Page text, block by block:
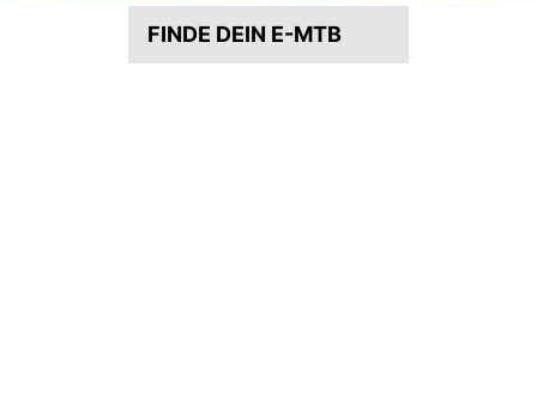
FINDE DEIN E-MTB